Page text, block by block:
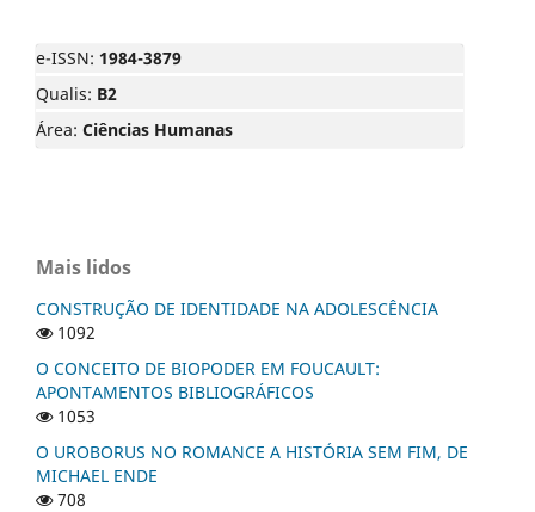
e-ISSN: 1984-3879
Qualis: B2
Área: Ciências Humanas
Mais lidos
CONSTRUÇÃO DE IDENTIDADE NA ADOLESCÊNCIA
1092
O CONCEITO DE BIOPODER EM FOUCAULT:
APONTAMENTOS BIBLIOGRÁFICOS
1053
O UROBORUS NO ROMANCE A HISTÓRIA SEM FIM, DE
MICHAEL ENDE
708